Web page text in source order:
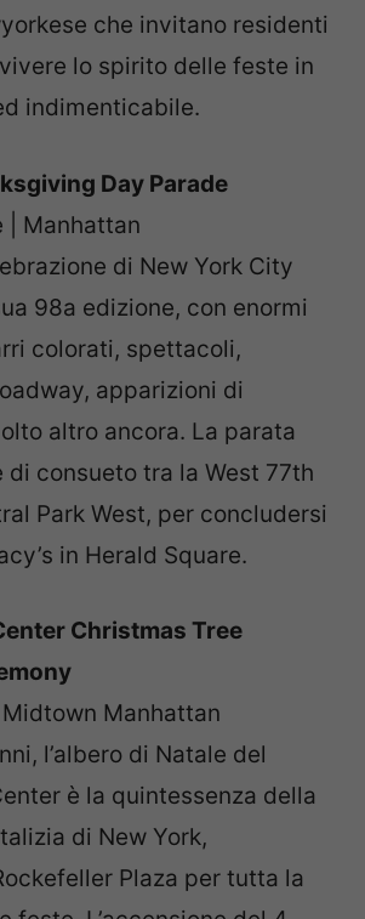
che invitano residenti
lo spirito delle feste in
indimenticabile.
Day Parade
| Manhattan
di New York City
98a edizione, con enormi
colorati, spettacoli,
apparizioni di
altro ancora. La parata
di consueto tra la West 77th
Park West, per concludersi
in Herald Square.
Christmas Tree
Manhattan
l’albero di Natale del
è la quintessenza della
di New York,
Plaza per tutta la